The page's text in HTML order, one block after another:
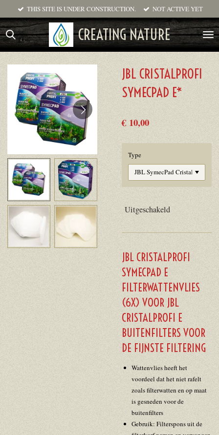
direct
naar
de
CREATING NATURE
THIS SITE IS UNDER CONSTRUCTION. NOT ACTIVE YET
JBL CRISTALPROFI
SYMECPAD E*
€ 10,00
Type
Uitgeschakeld
JBL CRISTALPROFI
SYMECPAD E
FILTERWATTENVLIES
(6X) VOOR JBL
CRISTALPROFI E
BUITENFILTERS VOOR
DE FIJNSTE FILTERING
Wattenvlies heeft het
voordeel dat het niet rafelt
zoals filterwatten en op maat
is gesneden voor de
buitenfilters
Gebruik: Filterspons uit de